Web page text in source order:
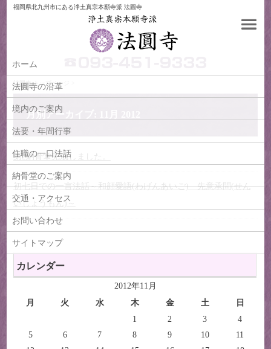
福岡県北九州市にある浄土真宗本願寺派 法圓寺
ホーム
法圓寺の沿革
境内のご案内
法要・年間行事
住職の一口法話
納骨堂のご案内
交通・アクセス
お問い合わせ
サイトマップ
法圓寺トップページ >
月別アーカイブ:
第2納骨堂完成しました。
初七日での一言法話～和顔愛語(わげんあいご) 先意承問(せん
いじょうもん)～
カレンダー
2012年11月
月
火 水 木 金 土
日
1
2 3
4
5
6 7 8 9 10
11